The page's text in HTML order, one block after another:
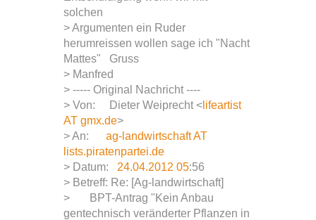
solchen
> Argumenten ein Ruder
herumreissen wollen sage ich "Nacht
Mattes" Gruss
> Manfred
> ----- Original Nachricht ----
> Von: Dieter Weiprecht < lifeartist
AT gmx.de>
> An: ag-landwirtschaft AT
lists.piratenpartei.de
> Datum: 24.04.2012 05:56
> Betreff: Re: [Ag-landwirtschaft]
> BPT-Antrag "Kein Anbau
gentechnisch veränderter Pflanzen in